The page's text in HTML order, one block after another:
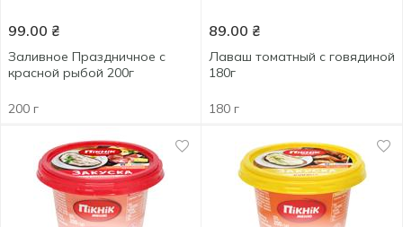
99.00 ₴
Заливное Праздничное с
красной рыбой 200г
200 г
89.00 ₴
Лаваш томатный с говядиной
180г
180 г